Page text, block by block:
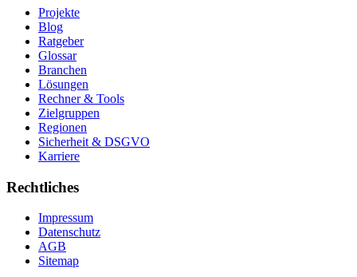
Projekte
Blog
Ratgeber
Glossar
Branchen
Lösungen
Rechner & Tools
Zielgruppen
Regionen
Sicherheit & DSGVO
Karriere
Rechtliches
Impressum
Datenschutz
AGB
Sitemap